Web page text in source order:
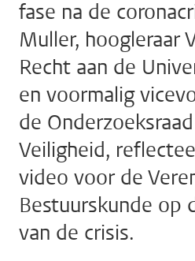
fase na de
Muller, hoogleraar
Recht aan de
en voormalig
de
Veiligheid,
video voor de
Bestuurskunde op
van de crisis.